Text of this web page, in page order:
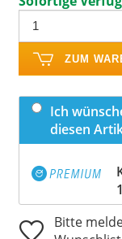
ZUM
Ich
diesen
Bitte